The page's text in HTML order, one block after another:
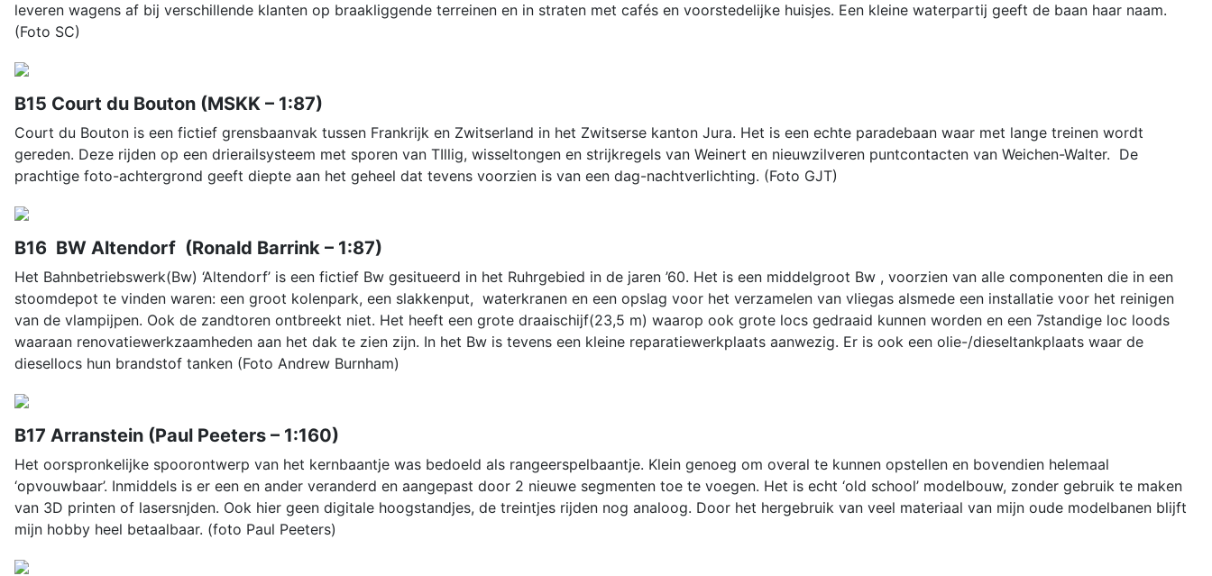
leveren wagens af bij verschillende klanten op braakliggende terreinen en in straten met cafés en voorstedelijke huisjes. Een kleine waterpartij geeft de baan haar naam.
(Foto SC)
B15 Court du Bouton (MSKK – 1:87)
Court du Bouton is een fictief grensbaanvak tussen Frankrijk en Zwitserland in het Zwitserse kanton Jura. Het is een echte paradebaan waar met lange treinen wordt
gereden. Deze rijden op een drierailsysteem met sporen van TIllig, wisseltongen en strijkregels van Weinert en nieuwzilveren puntcontacten van Weichen-Walter. De
prachtige foto-achtergrond geeft diepte aan het geheel dat tevens voorzien is van een dag-nachtverlichting. (Foto GJT)
B16 BW Altendorf (Ronald Barrink – 1:87)
Het Bahnbetriebswerk(Bw) ‘Altendorf’ is een fictief Bw gesitueerd in het Ruhrgebied in de jaren ’60. Het is een middelgroot Bw , voorzien van alle componenten die in een
stoomdepot te vinden waren: een groot kolenpark, een slakkenput, waterkranen en een opslag voor het verzamelen van vliegas alsmede een installatie voor het reinigen
van de vlampijpen. Ook de zandtoren ontbreekt niet. Het heeft een grote draaischijf(23,5 m) waarop ook grote locs gedraaid kunnen worden en een 7standige loc loods
waaraan renovatiewerkzaamheden aan het dak te zien zijn. In het Bw is tevens een kleine reparatiewerkplaats aanwezig. Er is ook een olie-/dieseltankplaats waar de
diesellocs hun brandstof tanken (Foto Andrew Burnham)
B17 Arranstein (Paul Peeters – 1:160)
Het oorspronkelijke spoorontwerp van het kernbaantje was bedoeld als rangeerspelbaantje. Klein genoeg om overal te kunnen opstellen en bovendien helemaal
‘opvouwbaar’. Inmiddels is er een en ander veranderd en aangepast door 2 nieuwe segmenten toe te voegen. Het is echt ‘old school’ modelbouw, zonder gebruik te maken
van 3D printen of lasersnjden. Ook hier geen digitale hoogstandjes, de treintjes rijden nog analoog. Door het hergebruik van veel materiaal van mijn oude modelbanen blijft
mijn hobby heel betaalbaar. (foto Paul Peeters)